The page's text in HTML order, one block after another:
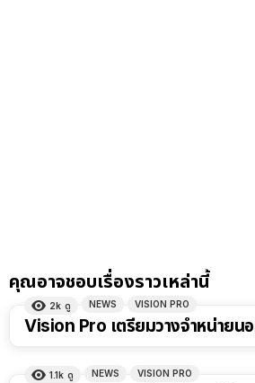
คุณอาจชอบเรื่องราวเหล่านี้
2k ดู NEWS VISION PRO
Vision Pro เตรียมวางจำหน่ายน
1.1k ดู NEWS VISION PRO